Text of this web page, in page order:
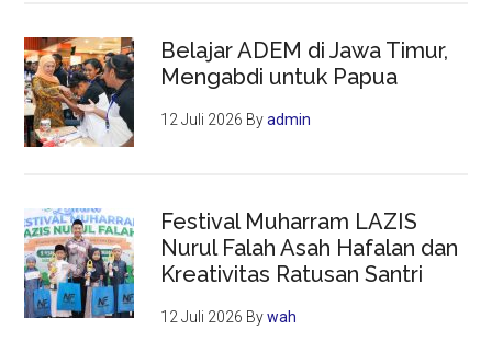
Belajar ADEM di Jawa Timur,
Mengabdi untuk Papua
12 Juli 2026 Byadmin
Festival Muharram LAZIS
Nurul Falah Asah Hafalan dan
Kreativitas Ratusan Santri
12 Juli 2026 Bywah